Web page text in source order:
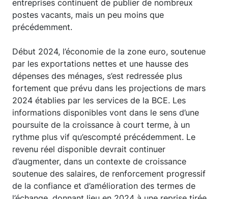
entreprises continuent de publier de nombreux
postes vacants, mais un peu moins que
précédemment.
Début 2024, l’économie de la zone euro, soutenue
par les exportations nettes et une hausse des
dépenses des ménages, s’est redressée plus
fortement que prévu dans les projections de mars
2024 établies par les services de la BCE. Les
informations disponibles vont dans le sens d’une
poursuite de la croissance à court terme, à un
rythme plus vif qu’escompté précédemment. Le
revenu réel disponible devrait continuer
d’augmenter, dans un contexte de croissance
soutenue des salaires, de renforcement progressif
de la confiance et d’amélioration des termes de